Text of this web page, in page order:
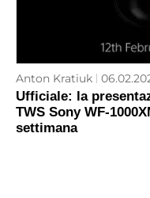
Anton Kratiuk
Ufficiale: la
TWS Sony WF-
settimana